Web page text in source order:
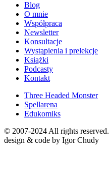
Blog
O mnie
Współpraca
Newsletter
Konsultacje
Wystąpienia i prelekcje
Książki
Podcasty
Kontakt
Three Headed Monster
Spellarena
Edukomiks
© 2007-2024 All rights reserved.
design & code by Igor Chudy